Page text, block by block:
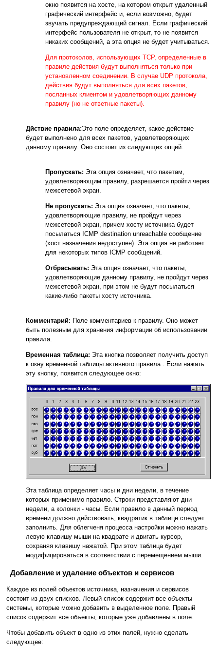
окно появится на хосте, на котором открыт удаленный
графический интерфейс и, если возможно, будет
звучать предупреждающий сигнал. Если графический
интерфейс пользователя не открыт, то не появится
никаких сообщений, а эта опция не будет учитываться.
Для протоколов, использующих TCP, определенные в
правиле действия будут выполняться только при
установленном соединении. В случае UDP протокола,
действия будут выполняться для всех пакетов,
посланных клиентом и удовлетворяющих данному
правилу (но не ответные пакеты).
Дйствие правила:Это поле определяет, какое действие
будет выполнено для всех пакетов, удовлетворяющих
данному правилу. Оно состоит из следующих опций:
Пропускать: Эта опция означает, что пакетам,
удовлетворяющим правилу, разрешается пройти через
межсетевой экран.
Не пропускать: Эта опция означает, что пакеты,
удовлетворяющие правилу, не пройдут через
межсетевой экран, причем хосту источника будет
посылаться ICMP destination unreachable сообщение
(хост назначения недоступен). Эта опция не работает
для некоторых типов ICMP сообщений.
Отбрасывать: Эта опция означает, что пакеты,
удовлетворяющие данному правилу, не пройдут через
межсетевой экран, при этом не будут посылаться
какие-либо пакеты хосту источника.
Комментарий: Поле комментариев к правилу. Оно может
быть полезным для хранения информации об использовании
правила.
Временная таблица: Эта кнопка позволяет получить доступ
к окну временной таблицы активного правила . Если нажать
эту кнопку, появится следующее окно:
Эта таблица определяет часы и дни недели, в течение
которых применимо правило. Строки представляют дни
недели, а колонки - часы. Если правило в данный период
времени должно действовать, квадратик в таблице следует
заполнить. Для облегченя процесса настройки можно нажать
левую клавишу мыши на квадрате и двигать курсор,
сохраняя клавишу нажатой. При этом таблица будет
модифицироваться в соответствии с перемещением мыши.
Добавление и удаление объектов и сервисов
Каждое из полей объектов источника, назначения и сервисов
состоит из двух списков. Левый список содержит все объекты
системы, которые можно добавить в выделенное поле. Правый
список содержит все объекты, которые уже добавлены в поле.
Чтобы добавить объект в одно из этих полей, нужно сделать
следующее: